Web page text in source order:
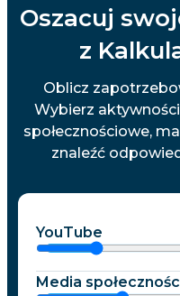
Oszacuj
z
Oblicz
Wybierz
społecznościowe,
znaleźć
YouTube
Media